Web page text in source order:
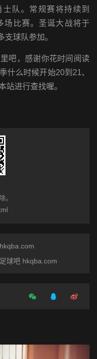
队。常规赛将持续到
场比赛。圣诞大战将于
球队参加。
吧，感谢你花时间阅读
什么时候开始20到21、
站进行查找喔。
。
球吧 hkqba.com